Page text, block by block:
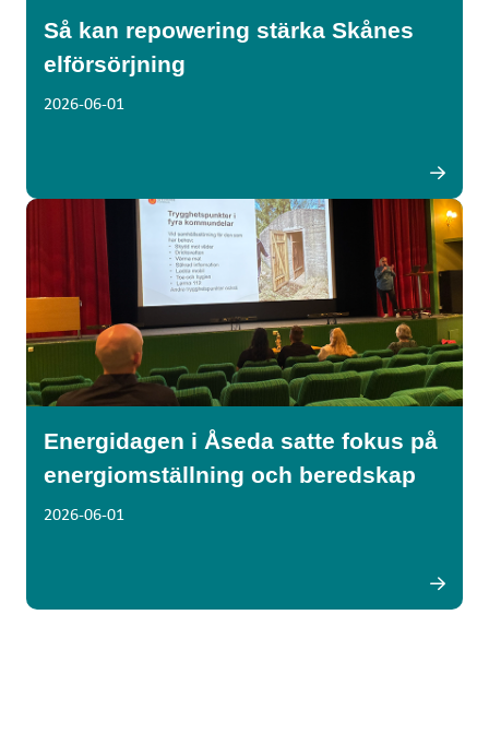
Så kan repowering stärka Skånes
elförsörjning
2026-06-01
Energidagen i Åseda satte fokus på
energiomställning och beredskap
2026-06-01